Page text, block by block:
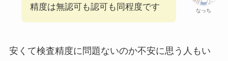
なっち
精度は無認可も認可も同程度です
安くて検査精度に問題ないのか不安に思う人もい